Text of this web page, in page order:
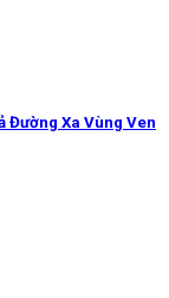
Đường Xa Vùng Ven